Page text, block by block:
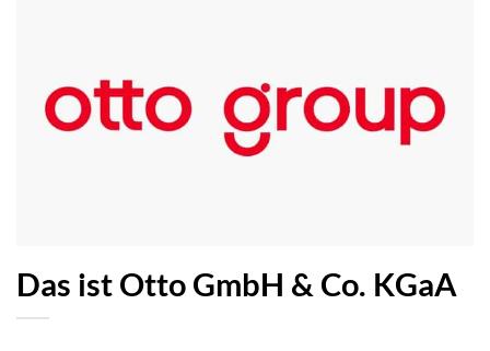
Das ist Otto GmbH & Co. KGaA